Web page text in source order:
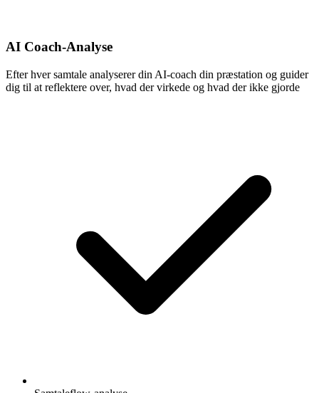
AI Coach-Analyse
Efter hver samtale analyserer din AI-coach din præstation og guider
dig til at reflektere over, hvad der virkede og hvad der ikke gjorde